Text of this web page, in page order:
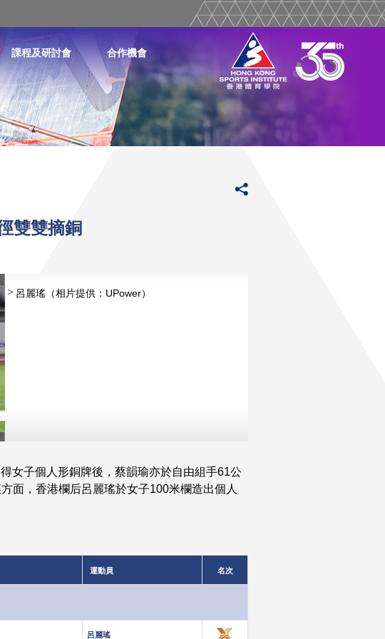
課程及研討會 合作機會
雙雙摘銅
呂麗瑤（相片提供：UPower）
女子個人形銅牌後，蔡韻瑜亦於自由組手61公
面，香港欄后呂麗瑤於女子100米欄造出個人
運動員 名次
呂麗瑤